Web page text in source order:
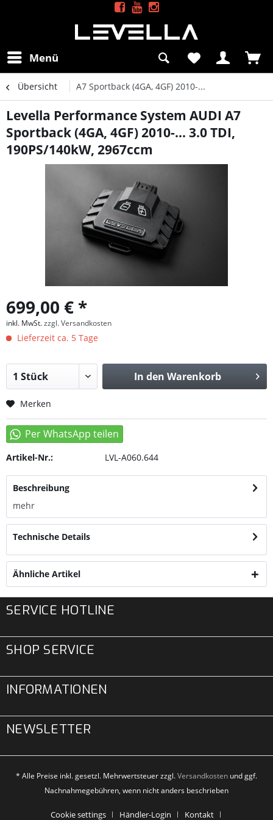
Menü
Übersicht A7 Sportback (4GA, 4GF) 2010-...
Levella Performance System AUDI A7
Sportback (4GA, 4GF) 2010-... 3.0 TDI,
190PS/140kW, 2967ccm
699,00 € *
inkl. MwSt.zzgl. Versandkosten
Lieferzeit ca. 5 Tage
In den Warenkorb
Merken
Artikel-Nr.: LVL-A060.644
Beschreibung
mehr
Technische Details
Ähnliche Artikel
SERVICE HOTLINE
SHOP SERVICE
INFORMATIONEN
NEWSLETTER
* Alle Preise inkl. gesetzl. Mehrwertsteuer zzgl.Versandkosten und ggf.
Nachnahmegebühren, wenn nicht anders beschrieben
Cookie settings Händler-Login Kontakt